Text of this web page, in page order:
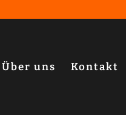
Über uns Kontakt